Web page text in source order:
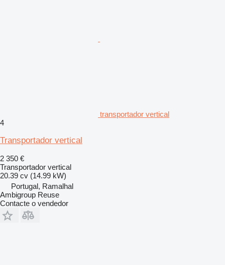
transportador vertical
4
Transportador vertical
2 350 €
Transportador vertical
20.39 cv (14.99 kW)
Portugal, Ramalhal
Ambigroup Reuse
Contacte o vendedor